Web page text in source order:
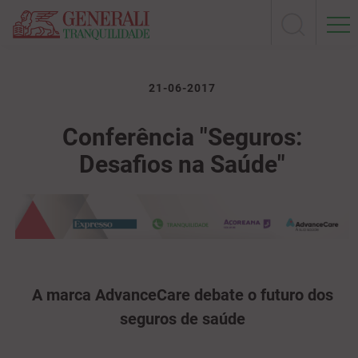
21-06-2017
Conferência "Seguros:
Desafios na Saúde"
A marca AdvanceCare debate o futuro dos
seguros de saúde